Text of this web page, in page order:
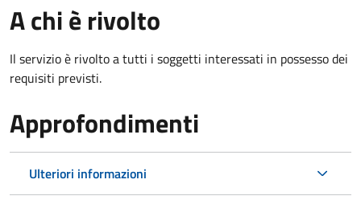
A chi è rivolto
Il servizio è rivolto a tutti i soggetti interessati in possesso dei
requisiti previsti.
Approfondimenti
Ulteriori informazioni